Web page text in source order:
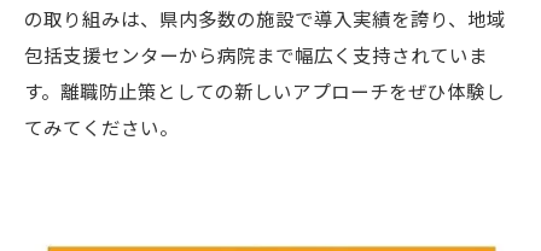
の取り組みは、県内多数の施設で導入実績を誇り、地域
包括支援センターから病院まで幅広く支持されていま
す。離職防止策としての新しいアプローチをぜひ体験し
てみてください。